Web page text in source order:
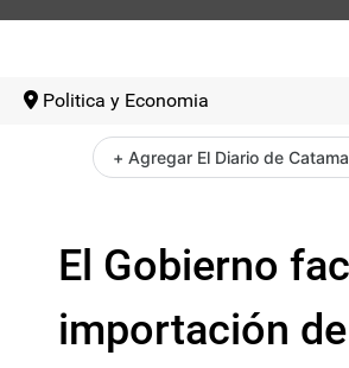
Politica y Economia
+ Agregar El Diario de
El Gobierno
importación de